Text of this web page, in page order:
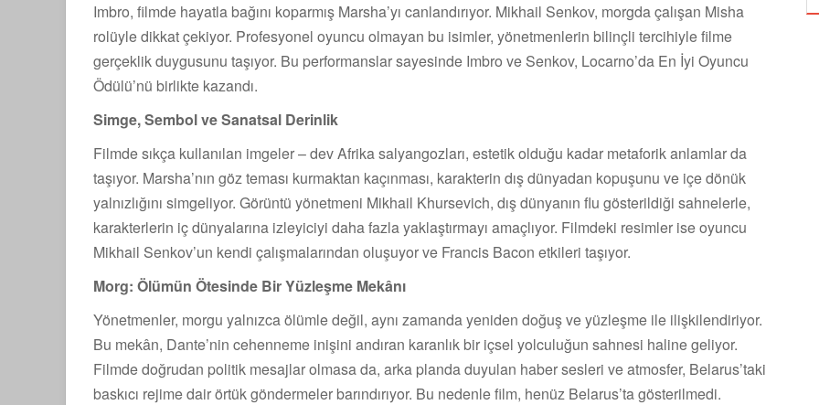
Imbro, filmde hayatla bağını koparmış Marsha’yı canlandırıyor. Mikhail Senkov, morgda çalışan Misha
rolüyle dikkat çekiyor. Profesyonel oyuncu olmayan bu isimler, yönetmenlerin bilinçli tercihiyle filme
gerçeklik duygusunu taşıyor. Bu performanslar sayesinde Imbro ve Senkov, Locarno’da En İyi Oyuncu
Ödülü’nü birlikte kazandı.
Simge, Sembol ve Sanatsal Derinlik
Filmde sıkça kullanılan imgeler – dev Afrika salyangozları, estetik olduğu kadar metaforik anlamlar da
taşıyor. Marsha’nın göz teması kurmaktan kaçınması, karakterin dış dünyadan kopuşunu ve içe dönük
yalnızlığını simgeliyor. Görüntü yönetmeni Mikhail Khursevich, dış dünyanın flu gösterildiği sahnelerle,
karakterlerin iç dünyalarına izleyiciyi daha fazla yaklaştırmayı amaçlıyor. Filmdeki resimler ise oyuncu
Mikhail Senkov’un kendi çalışmalarından oluşuyor ve Francis Bacon etkileri taşıyor.
Morg: Ölümün Ötesinde Bir Yüzleşme Mekânı
Yönetmenler, morgu yalnızca ölümle değil, aynı zamanda yeniden doğuş ve yüzleşme ile ilişkilendiriyor.
Bu mekân, Dante’nin cehenneme inişini andıran karanlık bir içsel yolculuğun sahnesi haline geliyor.
Filmde doğrudan politik mesajlar olmasa da, arka planda duyulan haber sesleri ve atmosfer, Belarus’taki
baskıcı rejime dair örtük göndermeler barındırıyor. Bu nedenle film, henüz Belarus’ta gösterilmedi.